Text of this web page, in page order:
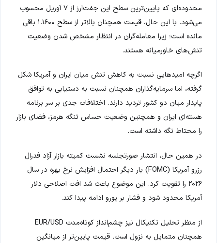
محدوده‌ای که پایین‌ترین سطح این جفت‌ارز از ۷ آوریل محسوب
می‌شود. با این حال، قیمت همچنان بالاتر از سطح ۱.۱۶۰۰ باقی
مانده است؛ زیرا معامله‌گران در انتظار مشخص شدن وضعیت
تنش‌های خاورمیانه هستند.
اگرچه امیدهایی نسبت به کاهش تنش میان ایران و آمریکا شکل
گرفته، اما سرمایه‌گذاران همچنان نسبت به دستیابی به توافق
پایدار میان دو کشور تردید دارند. اختلافات جدی بر سر برنامه
هسته‌ای ایران و همچنین وضعیت حساس تنگه هرمز، فضای بازار
را محتاط نگه داشته است.
در همین حال، انتشار صورتجلسه نشست کمیته بازار آزاد فدرال
رزرو آمریکا (FOMC) بار دیگر احتمال افزایش نرخ بهره در سال
۲۰۲۶ را تقویت کرد. این موضوع باعث شد افت اصلاحی دلار
آمریکا محدود شود و فشار بر یورو ادامه پیدا کند.
از منظر تحلیل تکنیکال نیز چشم‌انداز کوتاه‌مدت EUR/USD
همچنان متمایل به نزول است. قیمت پایین‌تر از میانگین